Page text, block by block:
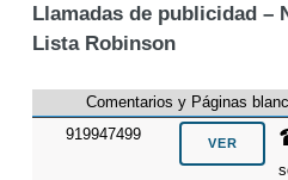
Llamadas de publicidad –
Lista Robinson
Comentarios y Páginas
919947499